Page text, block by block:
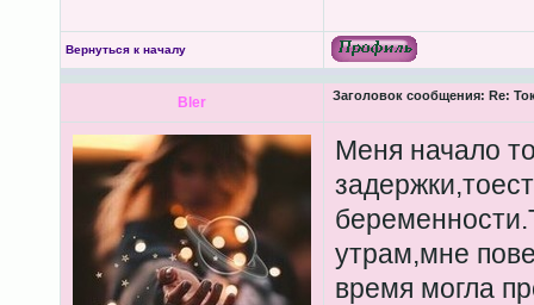
Вернуться к началу
Bler Заголовок сообщения: Re:
Меня начало
утрам,мне
время могла